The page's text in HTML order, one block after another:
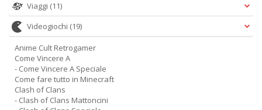
Viaggi (11)
Videogiochi (19)
Anime Cult Retrogamer
Come Vincere A
- Come Vincere A Speciale
Come fare tutto in Minecraft
Clash of Clans
- Clash of Clans Mattoncini